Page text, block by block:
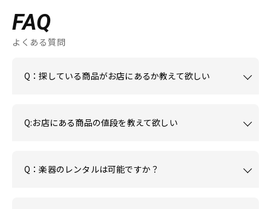
FAQ
よくある質問
Q：探している商品がお店にあるか教えて欲しい
Q:お店にある商品の値段を教えて欲しい
Q：楽器のレンタルは可能ですか？